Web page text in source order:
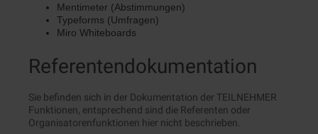
Mentimeter (Abstimmungen)
Typeforms (Umfragen)
Miro Whiteboards
Referentendokumentation
Sie befinden sich in der Dokumentation der TEILNEHMER
Funktionen, entsprechend sind die Referenten oder
Organisatorenfunktionen hier nicht beschrieben.